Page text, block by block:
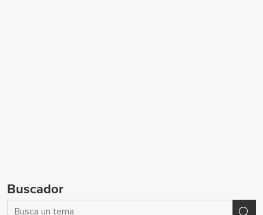
Buscador